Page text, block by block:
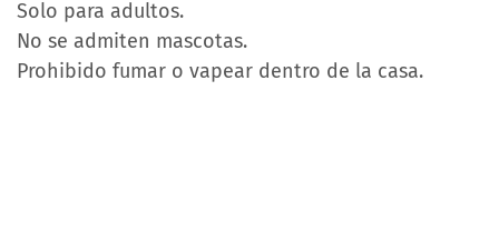
Solo para adultos.
No se admiten mascotas.
Prohibido fumar o vapear dentro de la casa.